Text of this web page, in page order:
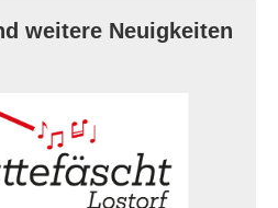
weitere Neuigkeiten